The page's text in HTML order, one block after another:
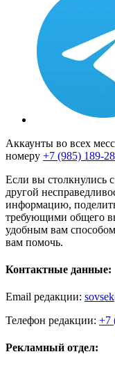
Аккаунты во всех
номеру +7 (985) 189-
Если вы столкнулись
другой
информацию,
требующими общего
удобным вам
вам помочь.
Контактные данные:
Email редакции:
Телефон редакции: +7
Рекламный отдел: